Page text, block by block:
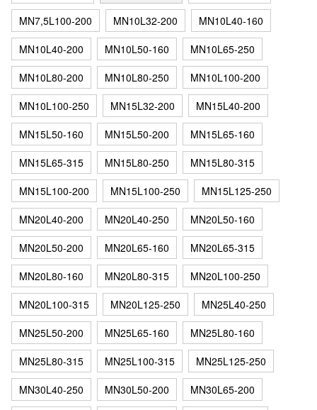
MN7,5L100-200
MN10L32-200
MN10L40-160
MN10L40-200
MN10L50-160
MN10L65-250
MN10L80-200
MN10L80-250
MN10L100-200
MN10L100-250
MN15L32-200
MN15L40-200
MN15L50-160
MN15L50-200
MN15L65-160
MN15L65-315
MN15L80-250
MN15L80-315
MN15L100-200
MN15L100-250
MN15L125-250
MN20L40-200
MN20L40-250
MN20L50-160
MN20L50-200
MN20L65-160
MN20L65-315
MN20L80-160
MN20L80-315
MN20L100-250
MN20L100-315
MN20L125-250
MN25L40-250
MN25L50-200
MN25L65-160
MN25L80-160
MN25L80-315
MN25L100-315
MN25L125-250
MN30L40-250
MN30L50-200
MN30L65-200